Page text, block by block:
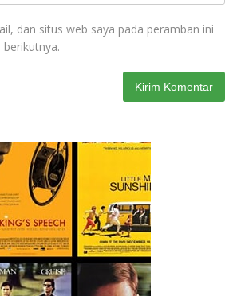
dan situs web saya pada peramban ini